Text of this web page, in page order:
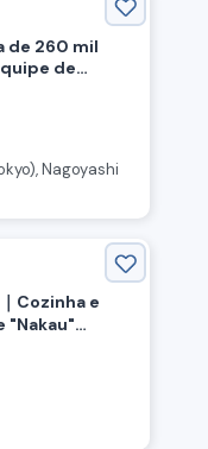
de 260 mil
de
de missô.
Nagoyashi
Cozinha e
"Nakau"